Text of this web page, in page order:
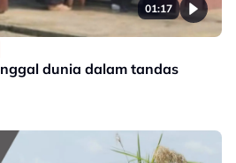
01:17
dunia dalam tandas